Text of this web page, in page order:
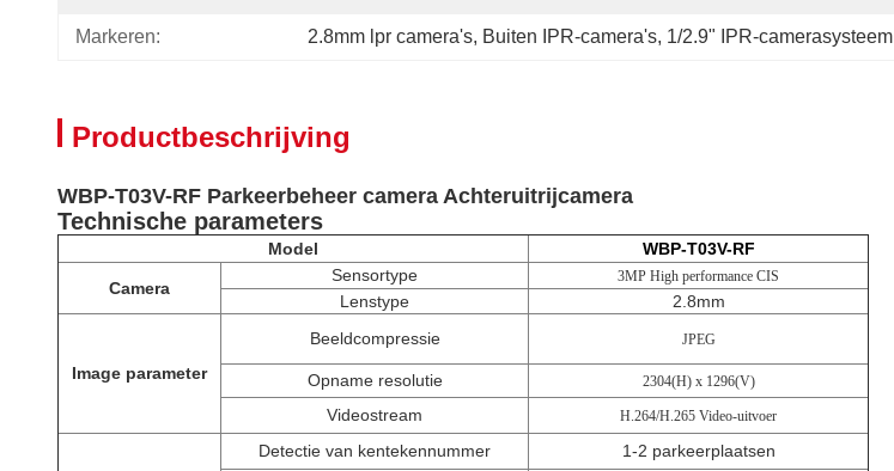
Markeren: 2.8mm lpr camera's, Buiten IPR-camera's, 1/2.9" IPR-camerasysteem
Productbeschrijving
WBP-T03V-RF Parkeerbeheer camera Achteruitrijcamera
Technische parameters
Model WBP-T03V-RF
Camera
Sensortype 3MP High performance CIS
Lenstype 2.8mm
Image parameter
Beeldcompressie JPEG
Opname resolutie 2304(H) x 1296(V)
Videostream H.264/H.265 Video-uitvoer
Detectie van kentekennummer 1-2 parkeerplaatsen